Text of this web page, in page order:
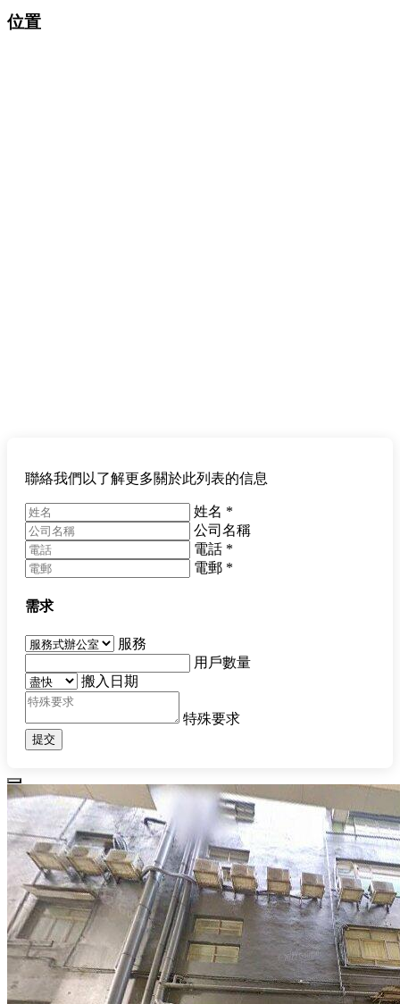
位置
聯絡我們以了解更多關於此列表的信息
姓名 *
公司名稱
電話 *
電郵 *
需求
服務
用戶數量
搬入日期
特殊要求
提交